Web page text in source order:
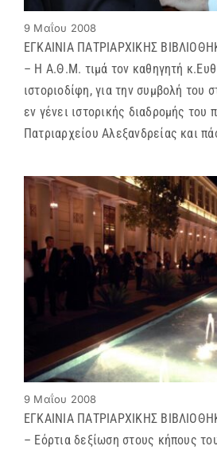
9 Μαΐου 2008
ΕΓΚΑΙΝΙΑ ΠΑΤΡΙΑΡΧΙΚΗΣ
– Η Α.Θ.Μ. τιμά τον καθηγητή
ιστοριοδίφη, για την συμβολή του
εν γένει ιστορικής διαδρομής του
Πατριαρχείου Αλεξανδρείας και
9 Μαΐου 2008
ΕΓΚΑΙΝΙΑ ΠΑΤΡΙΑΡΧΙΚΗΣ
– Εόρτια δεξίωση στους κήπους